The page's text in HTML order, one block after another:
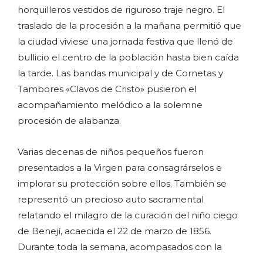
horquilleros vestidos de riguroso traje negro. El
traslado de la procesión a la mañana permitió que
la ciudad viviese una jornada festiva que llenó de
bullicio el centro de la población hasta bien caída
la tarde. Las bandas municipal y de Cornetas y
Tambores «Clavos de Cristo» pusieron el
acompañamiento melódico a la solemne
procesión de alabanza.
Varias decenas de niños pequeños fueron
presentados a la Virgen para consagrárselos e
implorar su protección sobre ellos. También se
representó un precioso auto sacramental
relatando el milagro de la curación del niño ciego
de Benejí, acaecida el 22 de marzo de 1856.
Durante toda la semana, acompasados con la